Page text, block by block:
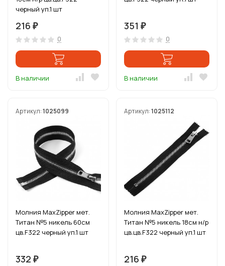
черный уп.1 шт
216 ₽
0
В наличии
351 ₽
0
В наличии
Артикул:1025099
Молния MaxZipper мет.
Титан №5 никель 60см
цв.F322 черный уп.1 шт
332 ₽
Артикул:1025112
Молния MaxZipper мет.
Титан №5 никель 18см н/р
цв.цв.F322 черный уп.1 шт
216 ₽